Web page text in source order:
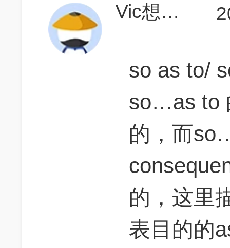
Vic想上天
so as to/
so…as to
的，而
的，这里
表目的的